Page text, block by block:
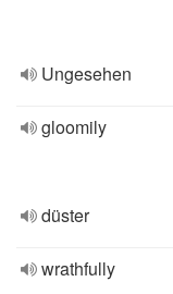
Ungesehen
gloomily
düster
wrathfully